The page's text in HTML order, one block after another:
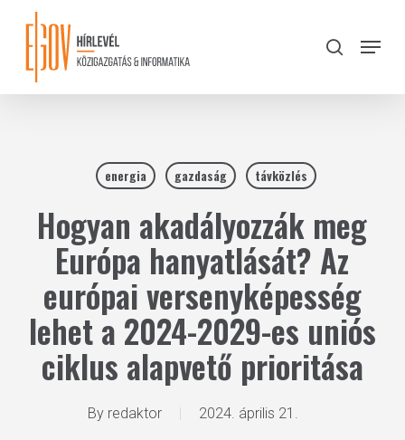
content
search
Menu
energia gazdaság távközlés
Hogyan akadályozzák meg
Európa hanyatlását? Az
európai versenyképesség
lehet a 2024-2029-es uniós
ciklus alapvető prioritása
By redaktor 2024. április 21.
Close